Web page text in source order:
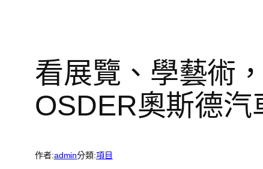
看展覽、學藝術
OSDER奧斯德汽
作者:admin分類:項目